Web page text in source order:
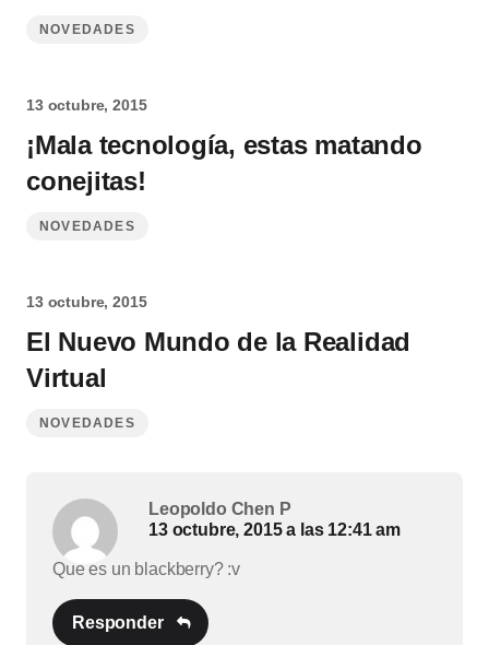
NOVEDADES
13 octubre, 2015
¡Mala tecnología, estas matando
conejitas!
NOVEDADES
13 octubre, 2015
El Nuevo Mundo de la Realidad
Virtual
NOVEDADES
Leopoldo Chen P
13 octubre, 2015 a las 12:41 am
Que es un blackberry? :v
Responder